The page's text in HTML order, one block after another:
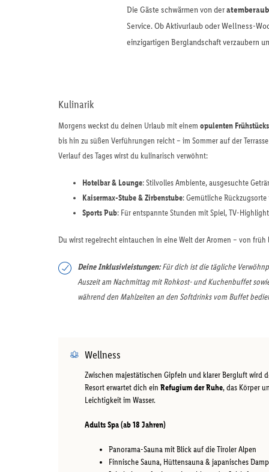
Die Gäste schwärmen von der
Service. Ob Aktivurlaub oder Wellness-
einzigartigen Berglandschaft verzaubern
Kulinarik
Morgens weckst du deinen Urlaub mit einem opulenten
bis hin zu süßen Verführungen reicht – im Sommer auf der
Verlauf des Tages wirst du kulinarisch verwöhnt:
Hotelbar & Lounge: Stilvolles Ambiente, ausgesuchte
Kaisermax-Stube & Zirbenstube: Gemütliche
Sports Pub: Für entspannte Stunden mit Spiel, TV-
Du wirst regelrecht eintauchen in eine Welt der Aromen – von
Deine Inklusivleistungen:Für dich ist die tägliche
Auszeit am Nachmittag mit Rohkost- und Kuchenbuffet
während den Mahlzeiten an den Softdrinks vom Buffet
Wellness
Zwischen majestätischen Gipfeln und klarer Bergluft wird
Resort erwartet dich ein Refugium der Ruhe, das Körper
Leichtigkeit im Wasser.
Adults Spa (ab 18 Jahren)
Panorama-Sauna mit Blick auf die Tiroler Alpen
Finnische Sauna, Hüttensauna & japanisches